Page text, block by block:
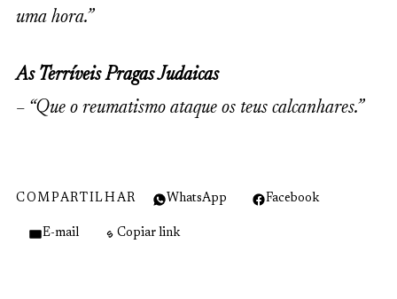
uma hora.”
As Terríveis Pragas Judaicas
– “Que o reumatismo ataque os teus calcanhares.”
COMPARTILHAR WhatsApp Facebook
E-mail Copiar link